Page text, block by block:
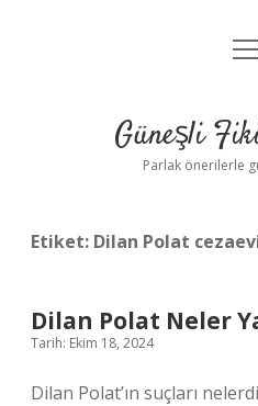
Yasal
Güneşli
Parlak önerilerle
Etiket: Dilan Polat
Dilan Polat Neler
Tarih: Ekim 18, 2024
Dilan Polat’ın suçları